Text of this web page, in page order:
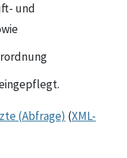
und
(Abfrage) (XML-